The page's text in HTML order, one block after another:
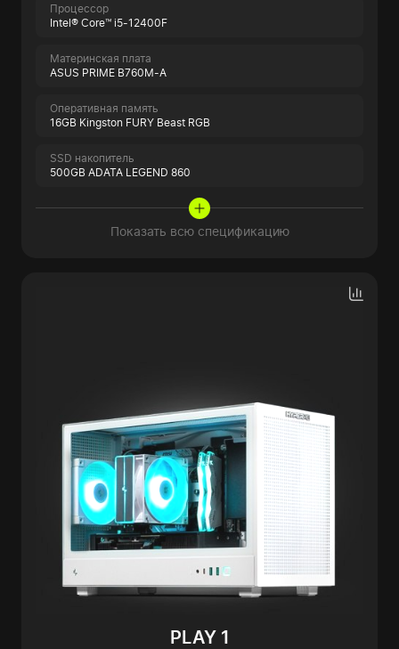
Процессор
Intel® Core™ i5-12400F
Материнская плата
ASUS PRIME B760M-A
Оперативная память
16GB Kingston FURY Beast RGB
SSD накопитель
500GB ADATA LEGEND 860
Показать всю спецификацию
PLAY 1